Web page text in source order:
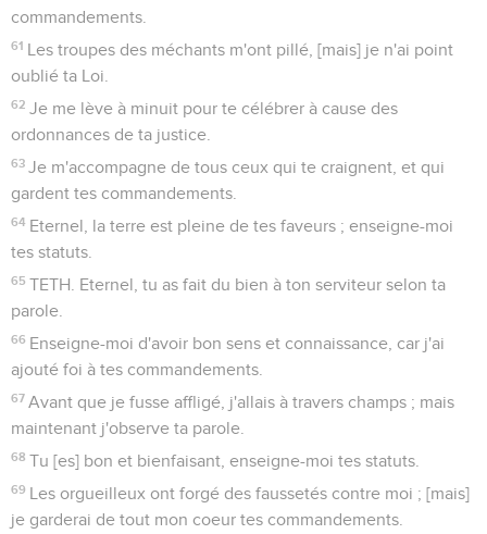
commandements.
61 Les troupes des méchants m'ont pillé, [mais] je n'ai point
oublié ta Loi.
62 Je me lève à minuit pour te célébrer à cause des
ordonnances de ta justice.
63 Je m'accompagne de tous ceux qui te craignent, et qui
gardent tes commandements.
64 Eternel, la terre est pleine de tes faveurs ; enseigne-moi
tes statuts.
65 TETH. Eternel, tu as fait du bien à ton serviteur selon ta
parole.
66 Enseigne-moi d'avoir bon sens et connaissance, car j'ai
ajouté foi à tes commandements.
67 Avant que je fusse affligé, j'allais à travers champs ; mais
maintenant j'observe ta parole.
68 Tu [es] bon et bienfaisant, enseigne-moi tes statuts.
69 Les orgueilleux ont forgé des faussetés contre moi ; [mais]
je garderai de tout mon coeur tes commandements.